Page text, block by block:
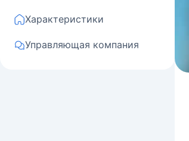
Характеристики
Управляющая компания